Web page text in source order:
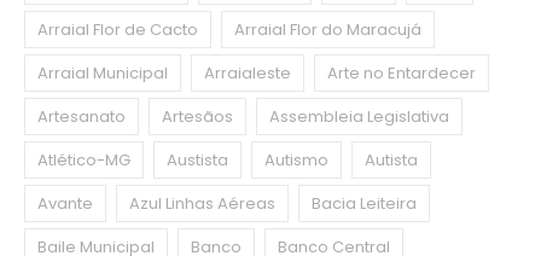
Arraial Flor de Cacto
Arraial Flor do Maracujá
Arraial Municipal
Arraialeste
Arte no Entardecer
Artesanato
Artesãos
Assembleia Legislativa
Atlético-MG
Austista Autismo
Autista
Avante
Azul Linhas Aéreas
Bacia Leiteira
Baile Municipal
Banco Banco Central